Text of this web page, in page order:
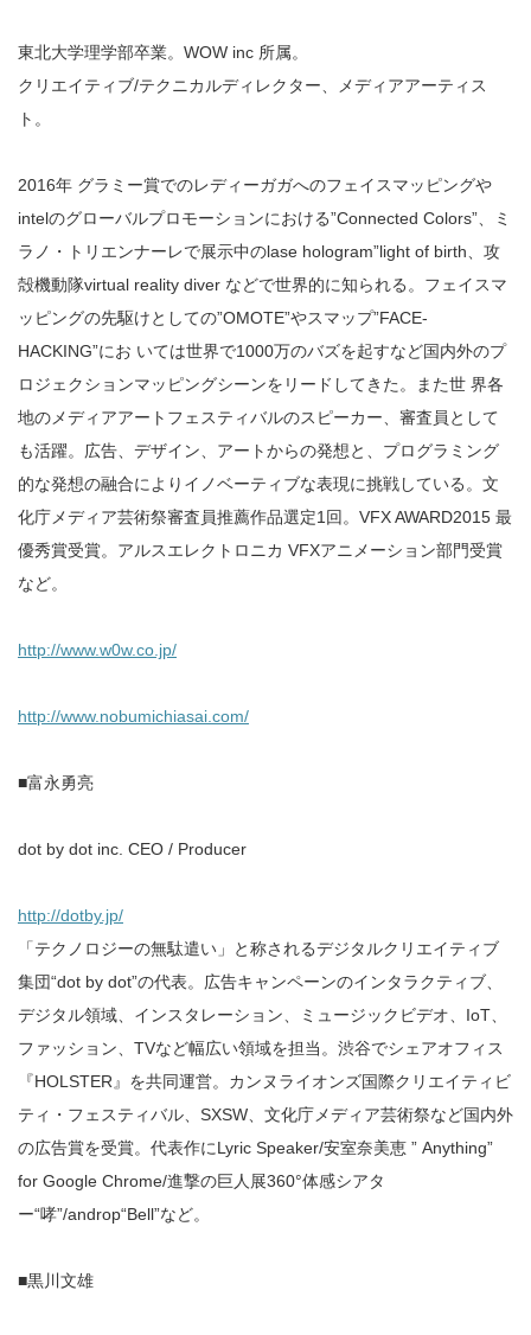
東北大学理学部卒業。WOW inc 所属。
クリエイティブ/テクニカルディレクター、メディアアーティス
ト。
2016年 グラミー賞でのレディーガガへのフェイスマッピングや
intelのグローバルプロモーションにおける”Connected Colors”、ミ
ラノ・トリエンナーレで展示中のlase hologram”light of birth、攻
殻機動隊virtual reality diver などで世界的に知られる。フェイスマ
ッピングの先駆けとしての”OMOTE”やスマップ”FACE-
HACKING”にお いては世界で1000万のバズを起すなど国内外のプ
ロジェクションマッピングシーンをリードしてきた。また世 界各
地のメディアアートフェスティバルのスピーカー、審査員として
も活躍。広告、デザイン、アートからの発想と、プログラミング
的な発想の融合によりイノベーティブな表現に挑戦している。文
化庁メディア芸術祭審査員推薦作品選定1回。VFX AWARD2015 最
優秀賞受賞。アルスエレクトロニカ VFXアニメーション部門受賞
など。
http://www.w0w.co.jp/
http://www.nobumichiasai.com/
■富永勇亮
dot by dot inc. CEO / Producer
http://dotby.jp/
「テクノロジーの無駄遣い」と称されるデジタルクリエイティブ
集団“dot by dot”の代表。広告キャンペーンのインタラクティブ、
デジタル領域、インスタレーション、ミュージックビデオ、IoT、
ファッション、TVなど幅広い領域を担当。渋谷でシェアオフィス
『HOLSTER』を共同運営。カンヌライオンズ国際クリエイティビ
ティ・フェスティバル、SXSW、文化庁メディア芸術祭など国内外
の広告賞を受賞。代表作にLyric Speaker/安室奈美恵 ” Anything”
for Google Chrome/進撃の巨人展360°体感シアタ
ー“哮”/androp“Bell”など。
■黒川文雄